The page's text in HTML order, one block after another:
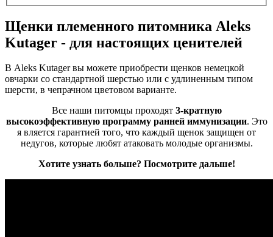
Щенки племенного питомника Aleks
Kutager - для настоящих ценителей
В Aleks Kutager вы можете приобрести щенков немецкой
овчарки со стандартной шерстью или с удлиненным типом
шерсти, в чепрачном цветовом варианте.
Все наши питомцы проходят 3-кратную
высокоэффективную программу ранней иммунизации. Это
я вляется гарантией того, что каждый щенок защищен от
недугов, которые любят атаковать молодые организмы.
Хотите узнать больше? Посмотрите дальше!